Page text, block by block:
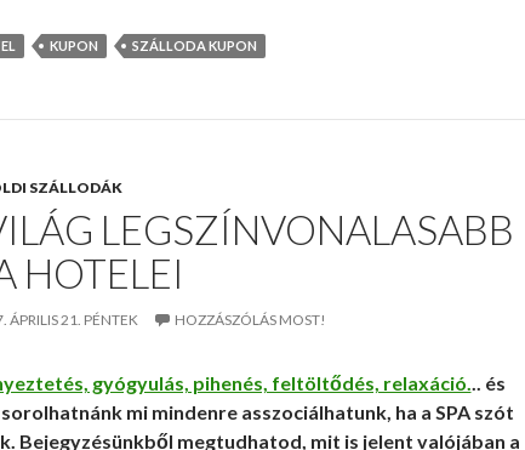
KUPON SZÁLLODA KUPON
SZÁLLODÁK
LEGSZÍNVONALASABB
HOTELEI
ÁPRILIS 21. PÉNTEK HOZZÁSZÓLÁS MOST!
gyógyulás, pihenés, feltöltődés, relaxáció... és
mi mindenre asszociálhatunk, ha a SPA szót
Bejegyzésünkből megtudhatod, mit is jelent valójában a